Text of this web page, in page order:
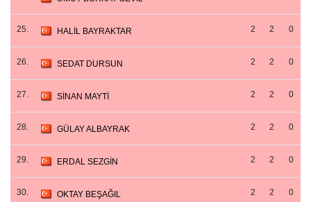
25. HALİL BAYRAKTAR 2 2 0
26. SEDAT DURSUN 2 2 0
27. SİNAN MAYTİ 2 2 0
28. GÜLAY ALBAYRAK 2 2 0
29. ERDAL SEZGİN 2 2 0
30. OKTAY BEŞAĞIL 2 2 0